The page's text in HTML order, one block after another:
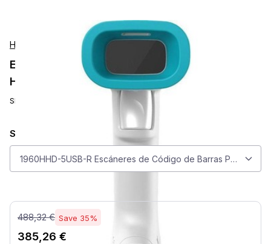
Honeywell
Escáneres de Código de Barras Portátiles
Honeywell 1960HHD-5USB-R
SKU:
Seleccionar modelo
1960HHD-5USB-R Escáneres de Código de Barras Portátiles
488,32 € Save 35%
385,26 €